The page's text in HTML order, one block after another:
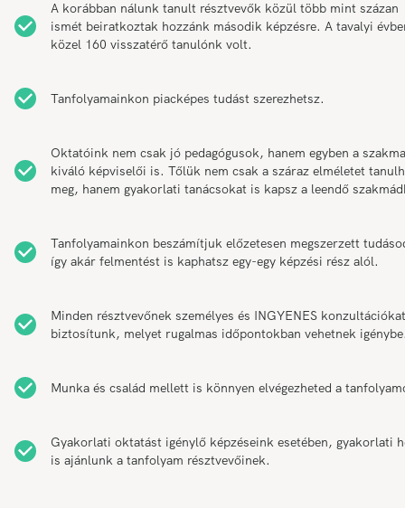
A korábban nálunk tanult résztvevők közül több mint százan
ismét beiratkoztak hozzánk második képzésre. A tavalyi
közel 160 visszatérő tanulónk volt.
Tanfolyamainkon piacképes tudást szerezhetsz.
Oktatóink nem csak jó pedagógusok, hanem egyben a szakma
kiváló képviselői is. Tőlük nem csak a száraz elméletet
meg, hanem gyakorlati tanácsokat is kapsz a leendő
Tanfolyamainkon beszámítjuk előzetesen megszerzett
így akár felmentést is kaphatsz egy-egy képzési rész alól.
Minden résztvevőnek személyes és INGYENES konzultációkat
biztosítunk, melyet rugalmas időpontokban vehetnek
Munka és család mellett is könnyen elvégezheted a
Gyakorlati oktatást igénylő képzéseink esetében, gyakorlati
is ajánlunk a tanfolyam résztvevőinek.